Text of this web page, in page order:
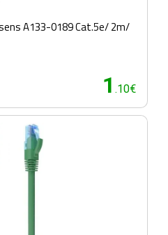
A133-0189 Cat.5e/ 2m/
1 .10€